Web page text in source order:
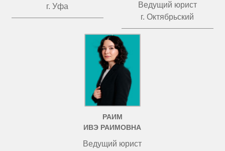
г. Уфа
Ведущий юрист
г. Октябрьский
РАИМ
ИВЭ РАИМОВНА
Ведущий юрист